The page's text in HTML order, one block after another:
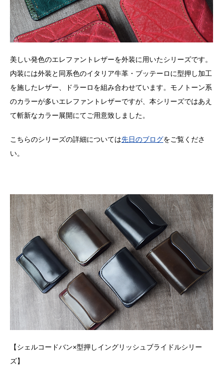
美しい発色のエレファントレザーを外装に用いたシリーズです。
内装には外装と同系色のイタリア牛革・ブッテーロに型押し加工
を施したレザー、ドラーロを組み合わせています。モノトーン系
のカラーが多いエレファントレザーですが、本シリーズではあえ
て斬新なカラー展開にてご用意致しました。
こちらのシリーズの詳細については先日のブログをご覧くださ
い。
【シェルコードバン×型押しイングリッシュブライドルシリー
ズ】